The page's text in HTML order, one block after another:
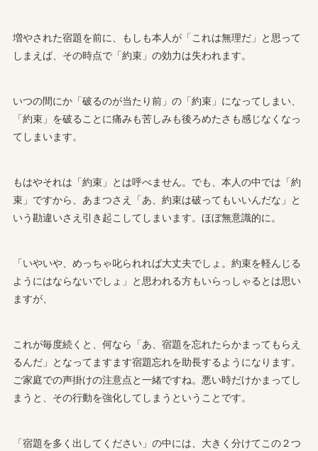
増やされた宿題を前に、もしも本人が「これは無理だ」と思って
しまえば、その時点で「約束」の効力は失われます。
いつの間にか「破るのが当たり前」の「約束」になってしまい、
「約束」を破ることに痛みも苦しみも後ろめたさも感じなくなっ
てしまいます。
もはやそれは「約束」とは呼べません。でも、本人の中では「約
束」ですから、あまつさえ「あ、約束は破ってもいいんだな」と
いう勘違いさえ引き起こしてしまいます。ほぼ無意識的に。
「いやいや、めっちゃ叱られれば大丈夫でしょ。約束を軽んじる
ようにはならないでしょ」と思われる方もいらっしゃるとは思い
ますが、
これが毎度続くと、何なら「あ、宿題を忘れたらかまってもらえ
るんだ」となってますます宿題忘れを助長するようになります。
ご家庭での声掛けの注意点と一緒ですね。悪い時だけかまってし
まうと、その行動を強化してしまうということです。
「宿題を多く出してください」の中には、大きく分けてこの２つ